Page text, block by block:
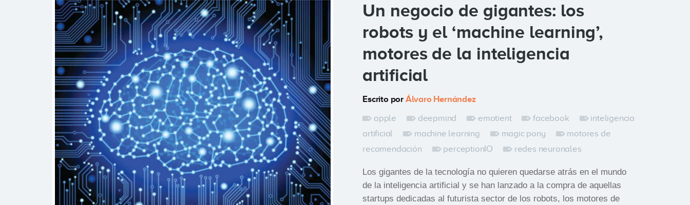
Un negocio de gigantes: los
robots y el ‘machine learning’,
motores de la inteligencia
artificial
Escrito por Álvaro Hernández
apple
deepmind emotient facebook
inteligencia
artificial
machine learning magic pony
motores de
recomendación
perceptionIO redes neuronales
Los gigantes de la tecnología no quieren quedarse atrás en el mundo
de la inteligencia artificial y se han lanzado a la compra de aquellas
startups dedicadas al futurista sector de los robots, los motores de